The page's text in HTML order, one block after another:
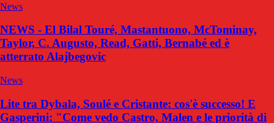
News
NEWS - El Bilal Touré, Mastantuono, McTominay,
Taylor, C. Augusto, Read, Gatti, Bernabé ed è
atterrato Alajbegovic
News
Lite tra Dybala, Soulé e Cristante: cos'è successo! E
Gasperini: "Come vedo Castro, Malen e le priorità di